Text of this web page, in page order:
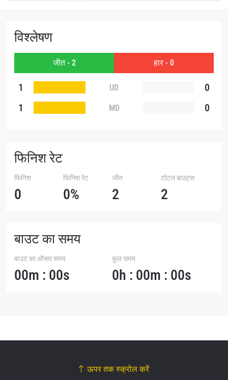
विश्लेषण
जीत - 2 हार - 0
1 UD
0
1
MD 0
फिनिश रेट
फिनिश
0
फिनिश रेट
0%
जीत
2
टोटल बाउट्स
2
बाउट का समय
बाउट का औसत समय
00m : 00s
कुल समय
0h : 00m : 00s
ऊपर तक स्क्रोल करें